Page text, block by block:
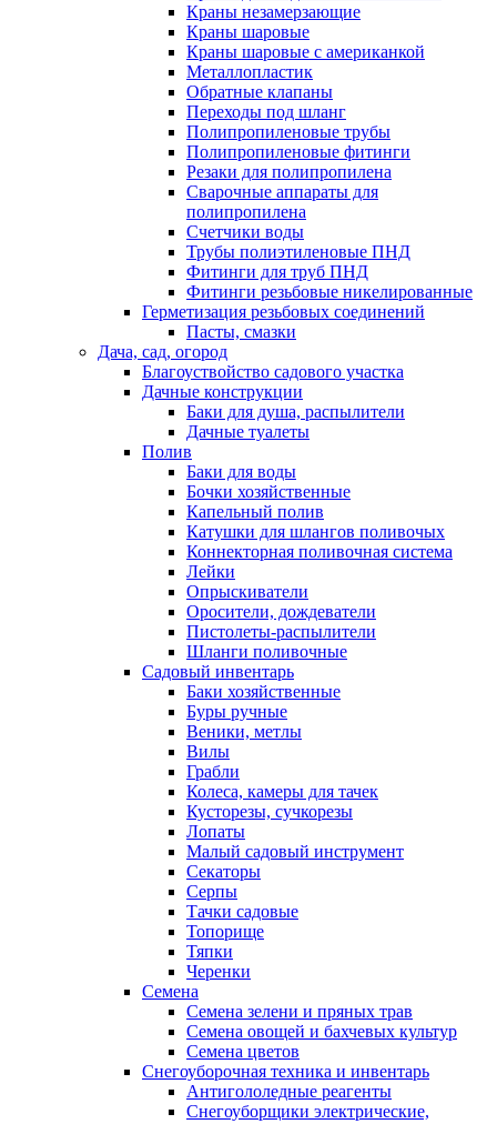
Краны незамерзающие
Краны шаровые
Краны шаровые с американкой
Металлопластик
Обратные клапаны
Переходы под шланг
Полипропиленовые трубы
Полипропиленовые фитинги
Резаки для полипропилена
Сварочные аппараты для
полипропилена
Счетчики воды
Трубы полиэтиленовые ПНД
Фитинги для труб ПНД
Фитинги резьбовые никелированные
Герметизация резьбовых соединений
Пасты, смазки
Дача, сад, огород
Благоуствойство садового участка
Дачные конструкции
Баки для душа, распылители
Дачные туалеты
Полив
Баки для воды
Бочки хозяйственные
Капельный полив
Катушки для шлангов поливочых
Коннекторная поливочная система
Лейки
Опрыскиватели
Оросители, дождеватели
Пистолеты-распылители
Шланги поливочные
Садовый инвентарь
Баки хозяйственные
Буры ручные
Веники, метлы
Вилы
Грабли
Колеса, камеры для тачек
Кусторезы, сучкорезы
Лопаты
Малый садовый инструмент
Секаторы
Серпы
Тачки садовые
Топорище
Тяпки
Черенки
Семена
Семена зелени и пряных трав
Семена овощей и бахчевых культур
Семена цветов
Снегоуборочная техника и инвентарь
Антигололедные реагенты
Снегоуборщики электрические,